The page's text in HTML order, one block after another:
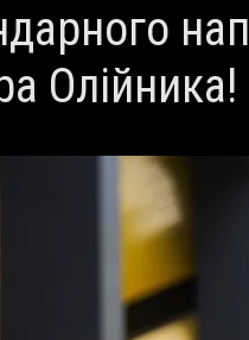
Олійника!